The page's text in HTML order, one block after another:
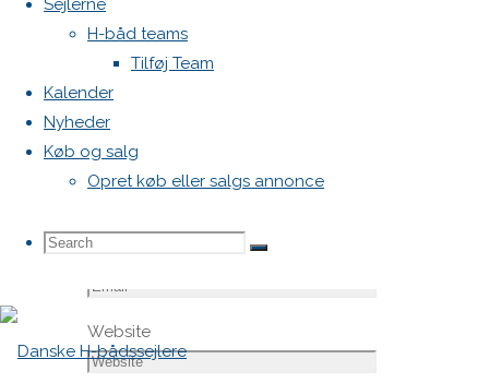
Sejlerne
H-båd teams
Tilføj Team
Kalender
Nyheder
Køb og salg
Opret køb eller salgs annonce
Search
Search
Search
Name*
Website